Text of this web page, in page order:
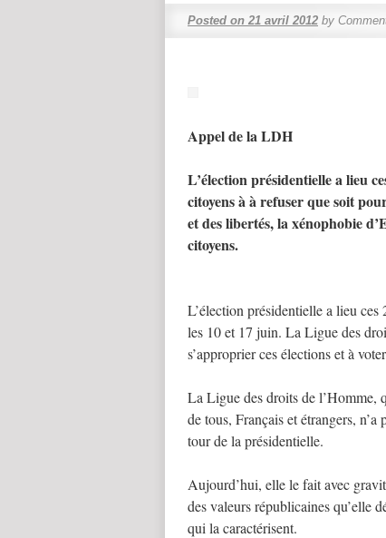
Posted on 21 avril 2012 by
Appel de la LDH
L’élection présidentielle a lieu
citoyens à à refuser que soit
et des libertés, la xénophobie
citoyens.
L’élection présidentielle a lieu
les 10 et 17 juin. La Ligue des
s’approprier ces élections et à
La Ligue des droits de l’Homme,
de tous, Français et étrangers,
tour de la présidentielle.
Aujourd’hui, elle le fait avec
des valeurs républicaines qu’elle
qui la caractérisent.